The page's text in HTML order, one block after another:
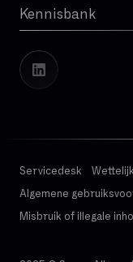
IVR
IaaS
Kennisbank
Whitepapers
Cases
Servicedesk
Algemene
Misbruik of illegale